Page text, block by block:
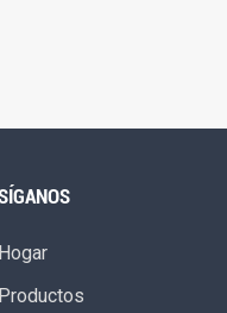
Hogar
Productos